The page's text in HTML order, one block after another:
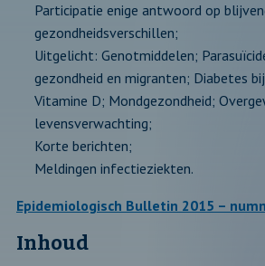
Participatie enige antwoord op
gezondheidsverschillen;
Uitgelicht: Genotmiddelen;
gezondheid en migranten; Diabetes
Vitamine D; Mondgezondheid;
levensverwachting;
Korte berichten;
Meldingen infectieziekten.
Epidemiologisch Bulletin 2015 –
Inhoud